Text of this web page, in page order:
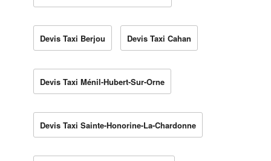
Devis Taxi Berjou Devis Taxi Cahan
Devis Taxi Ménil-Hubert-Sur-Orne
Devis Taxi Sainte-Honorine-La-Chardonne